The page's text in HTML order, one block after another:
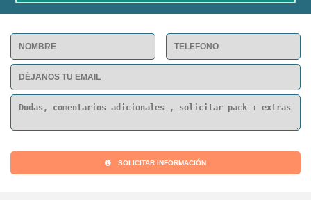
SOLICITAR INFORMACIÓN